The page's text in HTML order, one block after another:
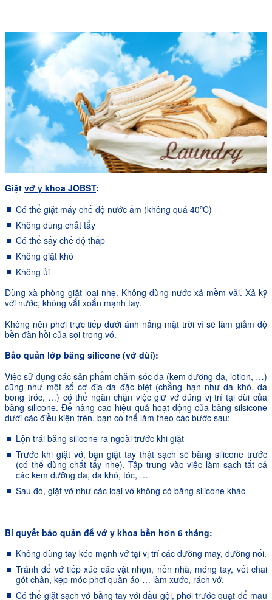
Giặt vớ y khoa JOBST:
Có thể giặt máy chế độ nước ấm (không quá 40ºC)
Không dùng chất tẩy
Có thể sấy chế độ thấp
Không giặt khô
Không ủi
Dùng xà phòng giặt loại nhẹ. Không dùng nước xả mềm vải. Xả kỹ
với nước, không vắt xoắn mạnh tay.
Không nên phơi trực tiếp dưới ánh nắng mặt trời vì sẽ làm giảm độ
bền đàn hồi của sợi trong vớ.
Bảo quản lớp băng silicone (vớ đùi):
Việc sử dụng các sản phẩm chăm sóc da (kem dưỡng da, lotion, …)
cũng như một số cơ địa da đặc biệt (chẳng hạn như da khô, da
bong tróc, …) có thể ngăn chặn việc giữ vớ đúng vị trí tại đùi của
băng silicone. Để nâng cao hiệu quả hoạt động của băng silsicone
dưới các điều kiện trên, bạn có thể làm theo các bước sau:
Lộn trái băng silicone ra ngoài trước khi giặt
Trước khi giặt vớ, bạn giặt tay thật sạch sẽ băng silicone trước
(có thể dùng chất tẩy nhẹ). Tập trung vào việc làm sạch tất cả
các kem dưỡng da, da khô, tóc, …
Sau đó, giặt vớ như các loại vớ không có băng silicone khác
Bí quyết bảo quản để vớ y khoa bền hơn 6 tháng:
Không dùng tay kéo mạnh vớ tại vị trí các đường may, đường nối.
Tránh để vớ tiếp xúc các vật nhọn, nền nhà, móng tay, vết chai
gót chân, kẹp móc phơi quần áo … làm xước, rách vớ.
Có thể giặt sạch vớ bằng tay với dầu gội, phơi trước quạt để mau